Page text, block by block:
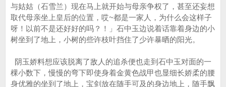
与姑姑（石雪兰）现在马上就开始与母亲争权了，甚至还妄想
取代母亲坐上皇后的位置，哎~都是一家人，为什么会这样子
呀！以前不是还好好的吗？！」石中玉边说着话靠着身边的小
树坐到了地上，小树的些许枝叶挡住了少许暴晒的阳光。
阴玉娇料想应该脱离了敌人的追杀便也走到石中玉对面的一
棵小数下，慢慢的弯下即使身着金黄色战甲也显细长娇柔的腰
身优雅的坐到了地上，宝剑放在随手可及的身边地上，随手飘